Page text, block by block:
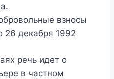
взносы
26 декабря 1992
речь идет о
в частном